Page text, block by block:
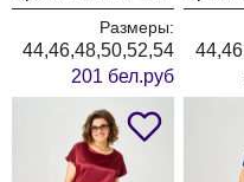
Размеры:
44,46,48,50,52,54
201 бел.руб